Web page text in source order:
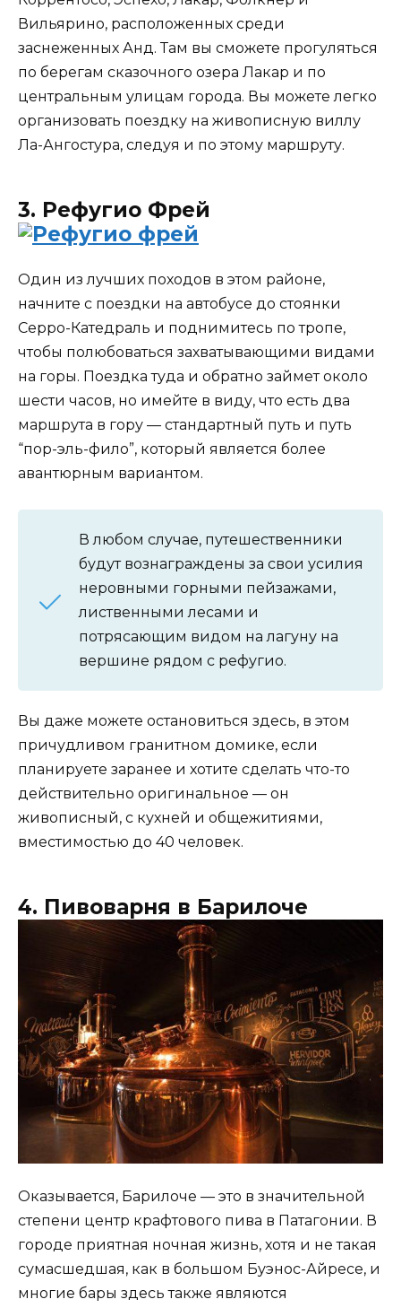
Вильярино, расположенных среди
заснеженных Анд. Там вы сможете прогуляться
по берегам сказочного озера Лакар и по
центральным улицам города. Вы можете легко
организовать поездку на живописную виллу
Ла-Ангостура, следуя и по этому маршруту.
3. Рефугио Фрей
Один из лучших походов в этом районе,
начните с поездки на автобусе до стоянки
Серро-Катедраль и поднимитесь по тропе,
чтобы полюбоваться захватывающими видами
на горы. Поездка туда и обратно займет около
шести часов, но имейте в виду, что есть два
маршрута в гору — стандартный путь и путь
“пор-эль-фило”, который является более
авантюрным вариантом.
В любом случае, путешественники
будут вознаграждены за свои усилия
неровными горными пейзажами,
лиственными лесами и
потрясающим видом на лагуну на
вершине рядом с рефугио.
Вы даже можете остановиться здесь, в этом
причудливом гранитном домике, если
планируете заранее и хотите сделать что-то
действительно оригинальное — он
живописный, с кухней и общежитиями,
вместимостью до 40 человек.
4. Пивоварня в Барилоче
Оказывается, Барилоче — это в значительной
степени центр крафтового пива в Патагонии. В
городе приятная ночная жизнь, хотя и не такая
сумасшедшая, как в большом Буэнос-Айресе, и
многие бары здесь также являются